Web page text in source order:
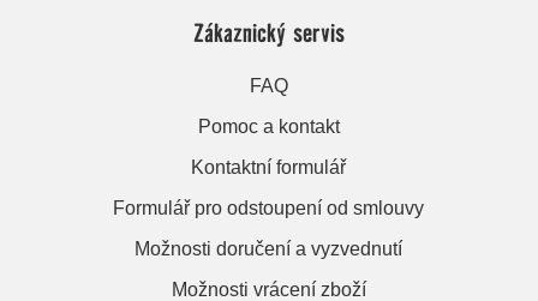
Zákaznický servis
FAQ
Pomoc a kontakt
Kontaktní formulář
Formulář pro odstoupení od smlouvy
Možnosti doručení a vyzvednutí
Možnosti vrácení zboží